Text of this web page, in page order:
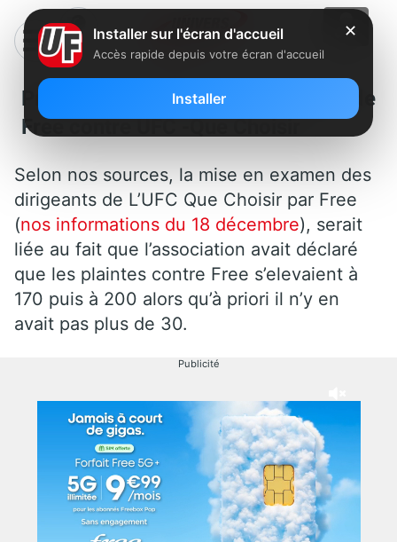
Précisions à propos de la plainte de
Free contre UFC -Que Choisir
Selon nos sources, la mise en examen des
dirigeants de L’UFC Que Choisir par Free
(nos informations du 18 décembre), serait
liée au fait que l’association avait déclaré
que les plaintes contre Free s’elevaient à
170 puis à 200 alors qu’à priori il n’y en
avait pas plus de 30.
Publicité
✕
Installer sur l'écran d'accueil
Accès rapide depuis votre écran d'accueil
Installer